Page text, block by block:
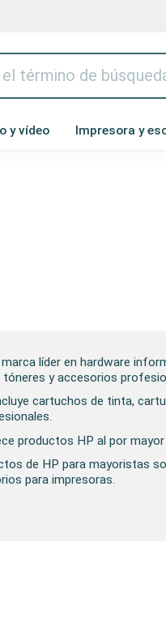
y vídeo Impresora y
líder en hardware
y accesorios
cartuchos de tinta,
productos HP al por
de HP para mayoristas
para impresoras.